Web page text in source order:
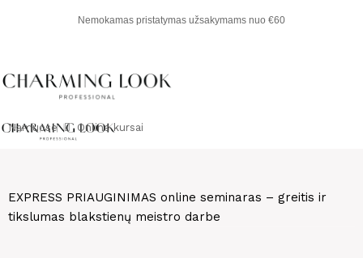
Nemokamas pristatymas užsakymams nuo €60
CHARMING LOOK
Namuose Online kursai
EXPRESS PRIAUGINIMAS online seminaras – greitis ir
tikslumas blakstienų meistro darbe